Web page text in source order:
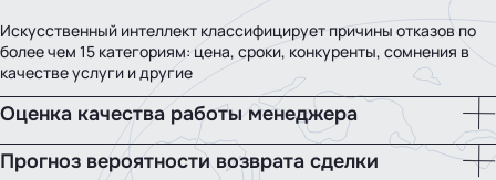
Искусственный интеллект классифицирует причины отказов по
более чем 15 категориям: цена, сроки, конкуренты, сомнения в
качестве услуги и другие
Оценка качества работы менеджера
Прогноз вероятности возврата сделки